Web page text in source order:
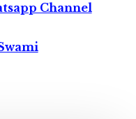
Channel